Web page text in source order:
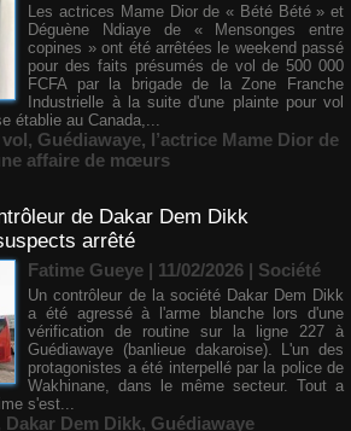
Les actrices Mame Dior de « Bété Bété » et
Déguène Ndiaye de « Mensonges entre
copines » ont été arrêtées le weekend passé
pour des faits présumés de vol de 500 000
FCFA par la brigade de la Zone Franche
Industrielle à la suite d'une plainte pour vol
établie au Canada,...
, Guédiawaye, l’actrice Mame Dior de
affaire de mœurs
de Dakar Dem Dikk
arrêté
Fatime Gueye | 11/02/2026 | Société
Un contrôleur de la société Dakar Dem Dikk
a été agressé à l'arme blanche lors d'une
vérification de routine sur la ligne 227 à
Guédiawaye (banlieue dakaroise). L'un des
protagonistes a été interpellé par la police de
Wakhinane, dans le même secteur. Tout a
s'est...
Dakar Dem Dikk, Guédiawaye